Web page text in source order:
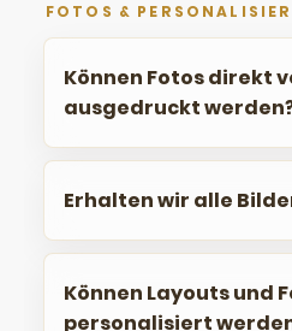
FOTOS &
Können Fotos direkt
ausgedruckt
Erhalten wir alle
Können Layouts und
personalisiert